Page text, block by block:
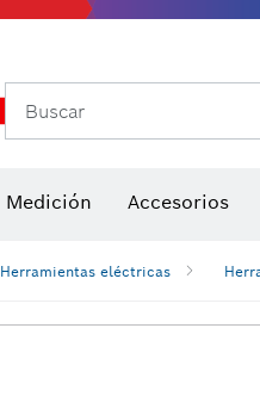
Buscar
Medición Accesorios
Herramientas eléctricas